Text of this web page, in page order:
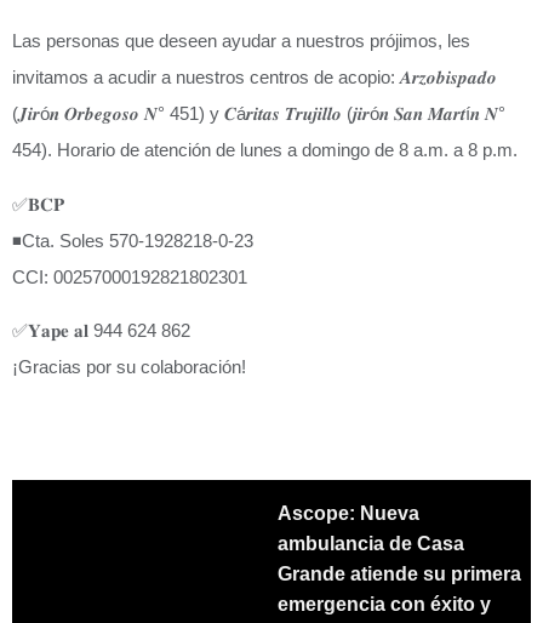
Las personas que deseen ayudar a nuestros prójimos, les
invitamos a acudir a nuestros centros de acopio: 𝑨𝒓𝒛𝒐𝒃𝒊𝒔𝒑𝒂𝒅𝒐
(𝑱𝒊𝒓ó𝒏 𝑶𝒓𝒃𝒆𝒈𝒐𝒔𝒐 𝑵° 451) y 𝑪á𝒓𝒊𝒕𝒂𝒔 𝑻𝒓𝒖𝒋𝒊𝒍𝒍𝒐 (𝒋𝒊𝒓ó𝒏 𝑺𝒂𝒏 𝑴𝒂𝒓𝒕í𝒏 𝑵°
454). Horario de atención de lunes a domingo de 8 a.m. a 8 p.m.
✅𝐁𝐂𝐏
◾️Cta. Soles 570-1928218-0-23
CCI: 00257000192821802301
✅𝐘𝐚𝐩𝐞 𝐚𝐥 944 624 862
¡Gracias por su colaboración!
Ascope: Nueva
ambulancia de Casa
Grande atiende su primera
emergencia con éxito y